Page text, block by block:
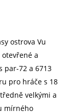
ostrova Vu
a
par-72 a 6713
pro hráče s 18
velkými a
mírného